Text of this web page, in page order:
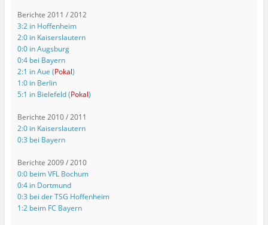
Berichte 2011 / 2012
3:2 in Hoffenheim
2:0 in Kaiserslautern
0:0 in Augsburg
0:4 bei Bayern
2:1 in Aue (Pokal)
1:0 in Berlin
5:1 in Bielefeld (Pokal)
Berichte 2010 / 2011
2:0 in Kaiserslautern
0:3 bei Bayern
Berichte 2009 / 2010
0:0 beim VFL Bochum
0:4 in Dortmund
0:3 bei der TSG Hoffenheim
1:2 beim FC Bayern